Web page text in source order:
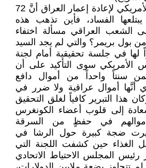
أعلن المفتش العام الأمريكي لإعادة إعمار العراق أنَّ 72
الفساد، فأين تذهب هذه
الشعب العراقي مسألة اختفاء
زمن بول بريمر؟ والتي لم يجد السيد
لها في جلسة تحقيقية أمام لجنة
الأمريكي سوى التأكيد على أن
سنتاً واحداً من أموال دافع
أنَّها أموال عراقية ولا ضرر في
هذا التبرير كافياً لغلق التحقيق
إلى قلوب أعضاء الكونغرس
أموالهم في حفظٍ من السرقة
أثيرت ضجة كبيرة حول الرشا في
الغذاء حين كشفت اللجنة التي
المجلس الاحتياط الاتحادي